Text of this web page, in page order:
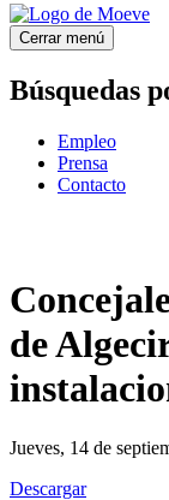
Cerrar menú
Búsquedas
Empleo
Prensa
Contacto
de
Jueves, 14 de
Descargar